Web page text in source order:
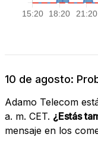
10 de agosto:
Adamo Telecom
a. m. CET. ¿Estás
mensaje en los